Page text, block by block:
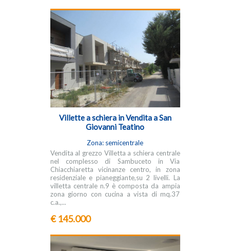
Villette a schiera in Vendita a San
Giovanni Teatino
Zona: semicentrale
Vendita al grezzo Villetta a schiera centrale
nel complesso di Sambuceto in Via
Chiacchiaretta vicinanze centro, in zona
residenziale e pianeggiante,su 2 livelli. La
villetta centrale n.9 è composta da ampia
zona giorno con cucina a vista di mq.37
c.a.,...
€ 145.000